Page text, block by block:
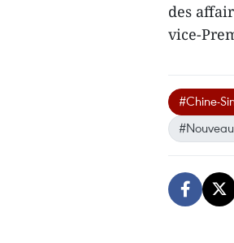
des
vice-
#Chine-